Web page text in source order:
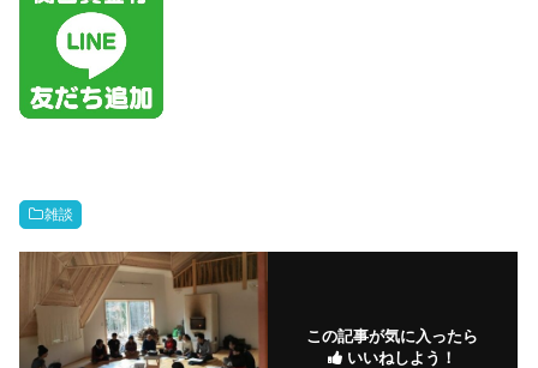
雑談
この記事が気に入ったら
いいねしよう！